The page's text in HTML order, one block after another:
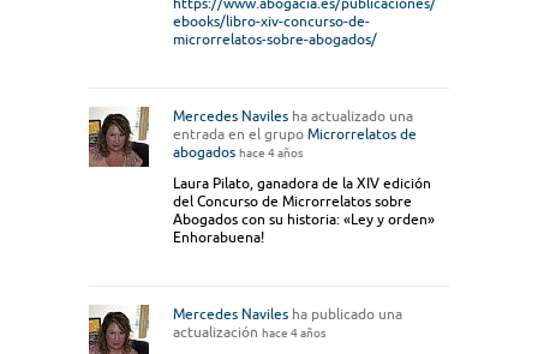
https://www.abogacia.es/publicaciones/
ebooks/libro-xiv-concurso-de-
microrrelatos-sobre-abogados/
Mercedes Naviles ha actualizado una
entrada en el grupo Microrrelatos de
abogados hace 4 años
Laura Pilato, ganadora de la XIV edición
del Concurso de Microrrelatos sobre
Abogados con su historia: «Ley y orden»
Enhorabuena!
Mercedes Naviles ha publicado una
actualización hace 4 años